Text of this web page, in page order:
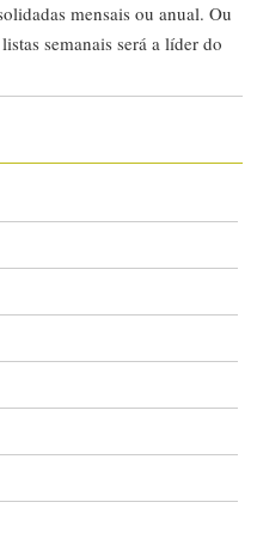
mensais ou anual. Ou
semanais será a líder do